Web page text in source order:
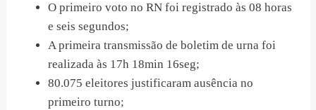
O primeiro voto no RN foi registrado às 08 horas
e seis segundos;
A primeira transmissão de boletim de urna foi
realizada às 17h 18min 16seg;
80.075 eleitores justificaram ausência no
primeiro turno;